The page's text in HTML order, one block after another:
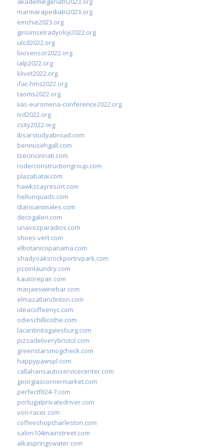
marmarapediatri2023.org
emchie2023.org
girisimselradyoloji2022.org
utcd2022.org
biosensor2022.org
ialp2022.org
klivet2022.org
ifac-hms2022.org
taoms2022.org
iias-euromena-conference2022.org
ivd2022.org
csity2022.org
ibsarstudyabroad.com
bennusehgall.com
tsecincinnati.com
roderconstructiongroup.com
plazabatai.com
hawkscayresort.com
hellonquads.com
diarioanimales.com
decogaleri.com
unavozparadios.com
shoes-vert.com
elbotanicopanama.com
shadyoaksrockportrvpark.com
jccoinlaundry.com
kautorepair.com
marjaeswinebar.com
elmazatlanclinton.com
ideacoffeenyc.com
odieschillicothe.com
lacantinitagalesburg.com
pizzadeliverybristol.com
greenstarsmogcheck.com
happypawspl.com
callahansautoservicecenter.com
georgiascornermarket.com
perfectfit24-7.com
portugalprivatedriver.com
von-racer.com
coffeeshopcharleston.com
salon104mainstreet.com
alkaspringswater.com